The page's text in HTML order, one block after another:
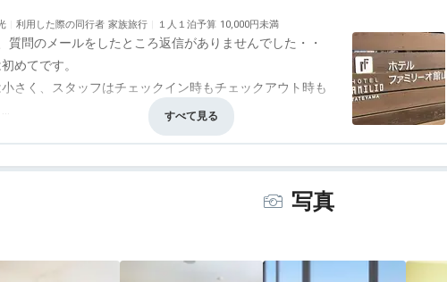
利用した際の同行者 家族旅行 １人１泊予算 10,000円未満
質問のメールをしたところ返信がありませんでした・・
めてです。
さく、スタッフはチェックイン時もチェックアウト時も
3.0 バリアフリー評価なし
写真